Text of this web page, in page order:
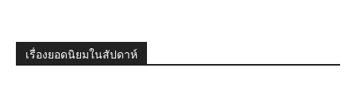
เรื่องยอดนิยมในสัปดาห์